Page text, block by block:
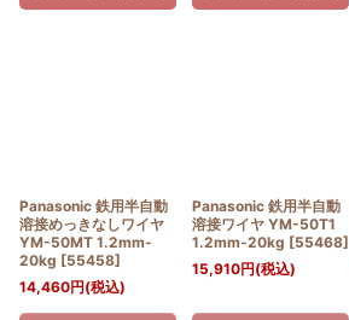
Panasonic 鉄用半自動
溶接めっきなしワイヤ
YM-50MT 1.2mm-
20kg [55458]
14,460円(税込)
Panasonic 鉄用半自動
溶接ワイヤ YM-50T1
1.2mm-20kg [55468]
15,910円(税込)